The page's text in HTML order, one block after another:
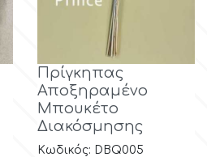
Πρίγκηπας
Αποξηραμένο
Μπουκέτο
Διακόσμησης
Κωδικός: DBQ005